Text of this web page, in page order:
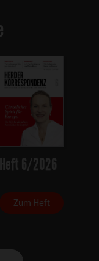
Heft 6/2026
Zum Heft